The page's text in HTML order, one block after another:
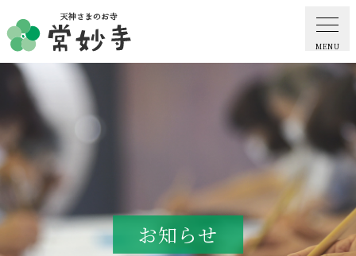
MENU
ホーム
常妙寺紹介
納骨堂・お墓
葬儀・供養・祈祷お知らせ